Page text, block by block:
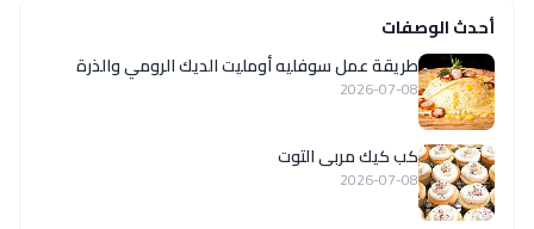
أحدث الوصفات
طريقة عمل سوفليه أومليت الديك الرومي والذرة
2026-07-08
كب كيك مربى التوت
2026-07-08